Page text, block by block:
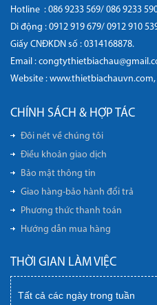
Hotline : 086 9233 569/ 086 9233
Di động : 0912 919 679/ 0912 910
Giấy CNĐKDN số : 0314168878.
Email :
Website : www.thietbiachauvn.com,
CHÍNH SÁCH & HỢP TÁC
Đôi nét về chúng tôi
Điều khoản giao dịch
Bảo mật thông tin
Giao hàng-bảo hành đổi trả
Phương thức thanh toán
Hướng dẫn mua hàng
THỜI GIAN LÀM VIỆC
Tất cả các ngày trong tuần